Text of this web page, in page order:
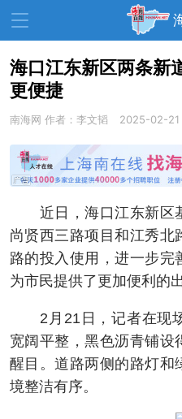
资讯中心
教育 健康 房
生活 演出 活
展会 走读海南 周末去
海口江东新区两条新
更便捷
南海网 作者：李文韬 2025-02-21
近日，海口江东新区基
尚贤西三路项目和江秀北
路的投入使用，进一步完
为市民提供了更加便利的
2月21日，记者在现场
宽阔平整，黑色沥青铺设
醒目。道路两侧的路灯和
境整洁有序。